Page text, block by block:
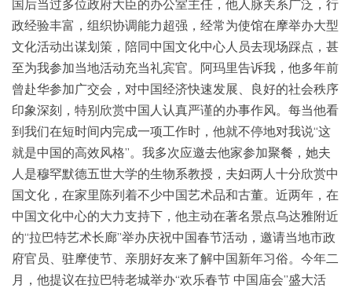
国后当过多位政府大臣的办公室主任，他人脉关系广泛，行
政经验丰富，组织协调能力超强，经常为使馆在摩举办大型
文化活动出谋划策，陪同中国文化中心人员去现场踩点，甚
至为我参加当地活动充当礼宾官。阿玛里告诉我，他多年前
曾赴华参加广交会，对中国经济快速发展、良好的社会秩序
印象深刻，特别欣赏中国人认真严谨的办事作风。每当他看
到我们在短时间内完成一项工作时，他就不停地对我说“这
就是中国的高效风格”。我多次应邀去他家参加聚餐，她夫
人是穆罕默德五世大学的生物系教授，夫妇两人十分欣赏中
国文化，在家里陈列着不少中国艺术品和古董。近两年，在
中国文化中心的大力支持下，他主动在著名景点乌达雅附近
的“拉巴特艺术长廊”举办庆祝中国春节活动，邀请当地市政
府官员、驻摩使节、亲朋好友来了解中国新年习俗。今年二
月，他提议在拉巴特老城举办“欢乐春节 中国庙会”盛大活